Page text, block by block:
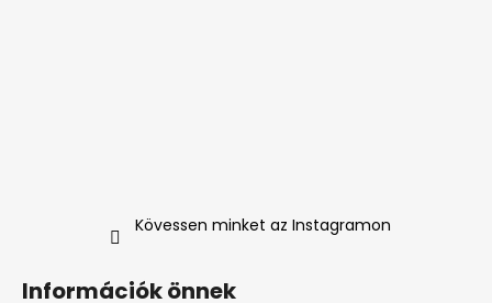
Kövessen minket az Instagramon
Információk önnek